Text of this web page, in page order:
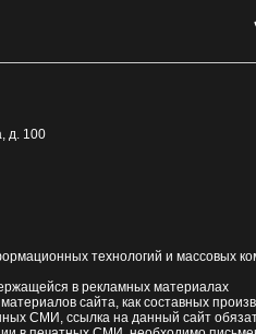
д. 100
технологий и массовых
в рекламных материалах
сайта, как составных
СМИ, ссылка на данный сайт